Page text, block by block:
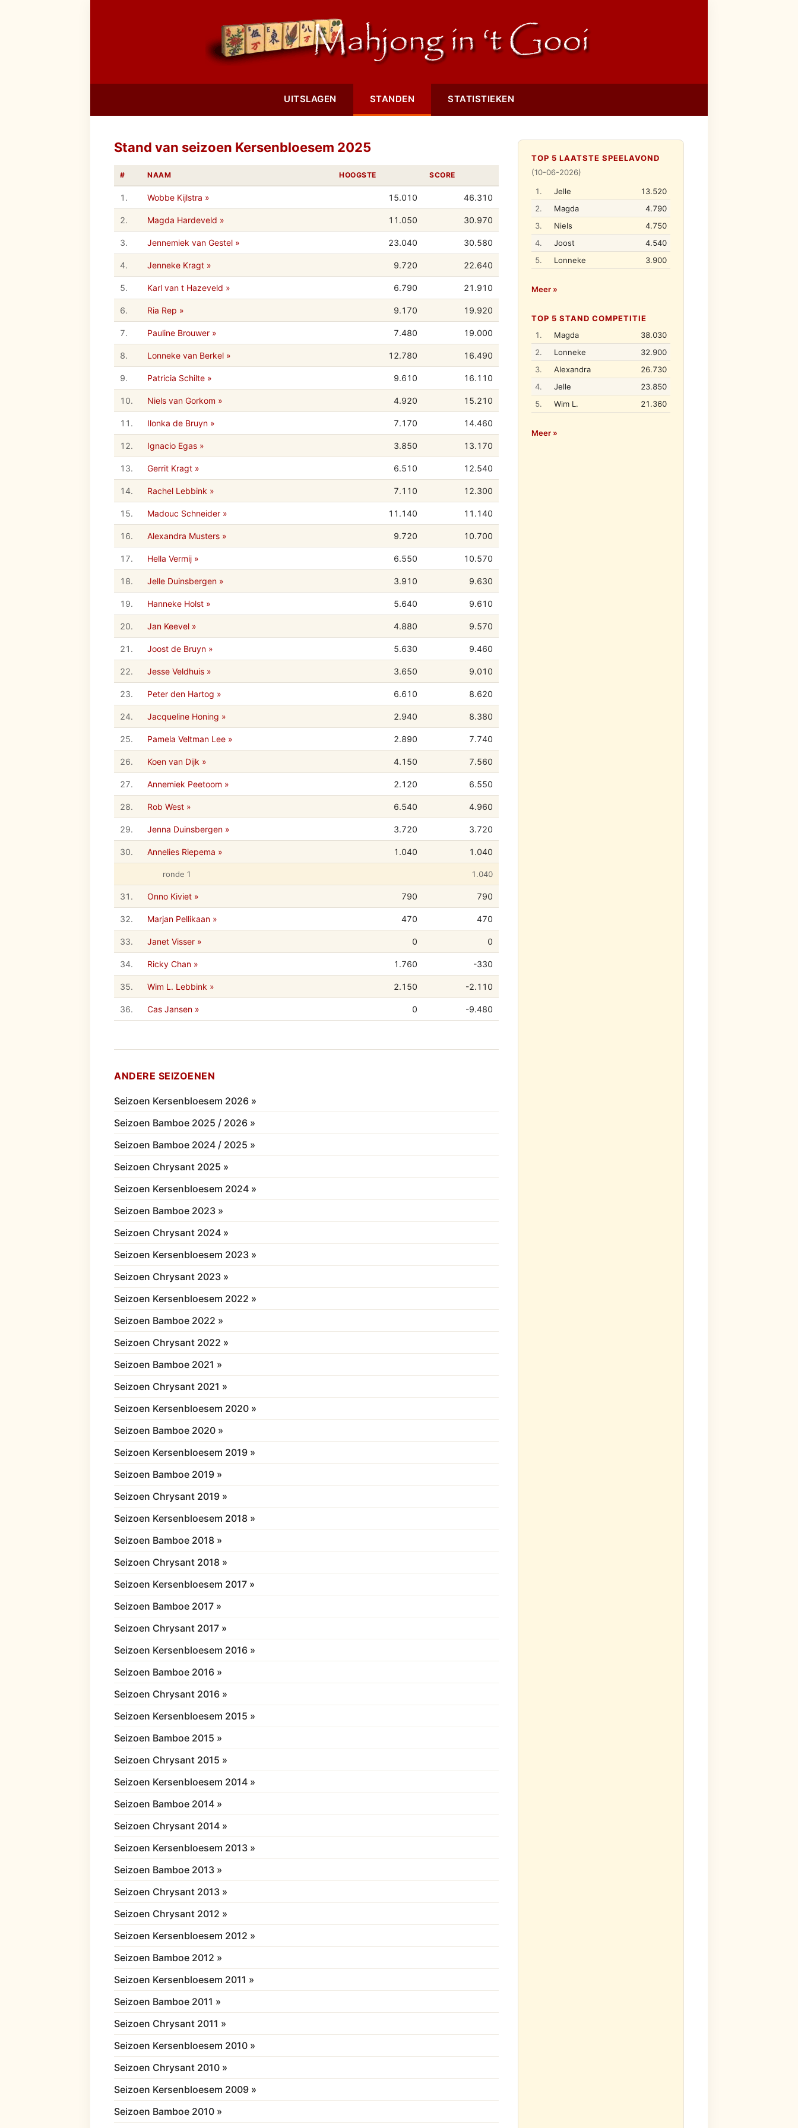
UITSLAGEN STANDEN STATISTIEKEN
Stand van seizoen Kersenbloesem 2025
# NAAM HOOGSTE SCORE
1. Wobbe Kijlstra » 15.010 46.310
2. Magda Hardeveld » 11.050 30.970
3. Jennemiek van Gestel » 23.040 30.580
4. Jenneke Kragt » 9.720 22.640
5. Karl van t Hazeveld » 6.790 21.910
6. Ria Rep » 9.170 19.920
7. Pauline Brouwer » 7.480 19.000
8. Lonneke van Berkel » 12.780 16.490
9. Patricia Schilte » 9.610 16.110
10. Niels van Gorkom » 4.920 15.210
11. Ilonka de Bruyn » 7.170 14.460
12. Ignacio Egas » 3.850 13.170
13. Gerrit Kragt » 6.510 12.540
14. Rachel Lebbink » 7.110 12.300
15. Madouc Schneider » 11.140 11.140
16. Alexandra Musters » 9.720 10.700
17. Hella Vermij » 6.550 10.570
18. Jelle Duinsbergen » 3.910 9.630
19. Hanneke Holst » 5.640 9.610
20. Jan Keevel » 4.880 9.570
21. Joost de Bruyn » 5.630 9.460
22. Jesse Veldhuis » 3.650 9.010
23. Peter den Hartog » 6.610 8.620
24. Jacqueline Honing » 2.940 8.380
25. Pamela Veltman Lee » 2.890 7.740
26. Koen van Dijk » 4.150 7.560
27. Annemiek Peetoom » 2.120 6.550
28. Rob West » 6.540 4.960
29. Jenna Duinsbergen » 3.720 3.720
30. Annelies Riepema » 1.040 1.040
ronde 1 1.040
31. Onno Kiviet » 790 790
32. Marjan Pellikaan » 470 470
33. Janet Visser » 0 0
34. Ricky Chan » 1.760 -330
35. Wim L. Lebbink » 2.150 -2.110
36. Cas Jansen » 0 -9.480
ANDERE SEIZOENEN
Seizoen Kersenbloesem 2026 »
Seizoen Bamboe 2025 / 2026 »
Seizoen Bamboe 2024 / 2025 »
Seizoen Chrysant 2025 »
Seizoen Kersenbloesem 2024 »
Seizoen Bamboe 2023 »
Seizoen Chrysant 2024 »
Seizoen Kersenbloesem 2023 »
Seizoen Chrysant 2023 »
Seizoen Kersenbloesem 2022 »
Seizoen Bamboe 2022 »
Seizoen Chrysant 2022 »
Seizoen Bamboe 2021 »
Seizoen Chrysant 2021 »
Seizoen Kersenbloesem 2020 »
Seizoen Bamboe 2020 »
Seizoen Kersenbloesem 2019 »
Seizoen Bamboe 2019 »
Seizoen Chrysant 2019 »
Seizoen Kersenbloesem 2018 »
Seizoen Bamboe 2018 »
Seizoen Chrysant 2018 »
Seizoen Kersenbloesem 2017 »
Seizoen Bamboe 2017 »
Seizoen Chrysant 2017 »
Seizoen Kersenbloesem 2016 »
Seizoen Bamboe 2016 »
Seizoen Chrysant 2016 »
Seizoen Kersenbloesem 2015 »
Seizoen Bamboe 2015 »
Seizoen Chrysant 2015 »
Seizoen Kersenbloesem 2014 »
Seizoen Bamboe 2014 »
Seizoen Chrysant 2014 »
Seizoen Kersenbloesem 2013 »
Seizoen Bamboe 2013 »
Seizoen Chrysant 2013 »
Seizoen Chrysant 2012 »
Seizoen Kersenbloesem 2012 »
Seizoen Bamboe 2012 »
Seizoen Kersenbloesem 2011 »
Seizoen Bamboe 2011 »
Seizoen Chrysant 2011 »
Seizoen Kersenbloesem 2010 »
Seizoen Chrysant 2010 »
Seizoen Kersenbloesem 2009 »
Seizoen Bamboe 2010 »
TOP 5 LAATSTE SPEELAVOND
(10-06-2026)
1.
Jelle
13.520
2.
Magda
4.790
3.
Niels
4.750
4.
Joost
4.540
5.
Lonneke 3.900
Meer »
TOP 5 STAND COMPETITIE
1.
Magda
38.030
2.
Lonneke
32.900
3.
Alexandra
26.730
4.
Jelle
23.850
5.
Wim L. 21.360
Meer »